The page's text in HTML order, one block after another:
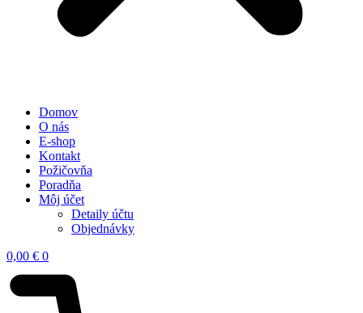
Domov
O nás
E-shop
Kontakt
Požičovňa
Poradňa
Môj účet
Detaily účtu
Objednávky
0,00 € 0